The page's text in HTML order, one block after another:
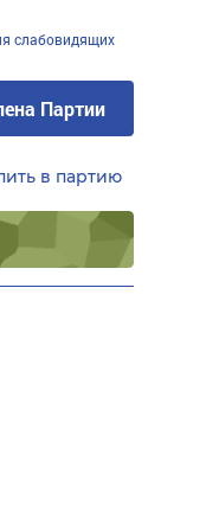
слабовидящих
Партии
в партию